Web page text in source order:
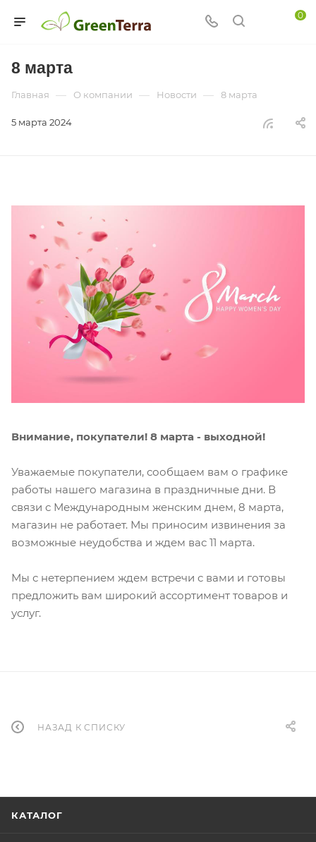
0
8 марта
Главная — О компании — Новости — 8 марта
5 марта 2024
Внимание, покупатели! 8 марта - выходной!
Уважаемые покупатели, сообщаем вам о графике
работы нашего магазина в праздничные дни. В
связи с Международным женским днем, 8 марта,
магазин не работает. Мы приносим извинения за
возможные неудобства и ждем вас 11 марта.
Мы с нетерпением ждем встречи с вами и готовы
предложить вам широкий ассортимент товаров и
услуг.
НАЗАД К СПИСКУ
КАТАЛОГ